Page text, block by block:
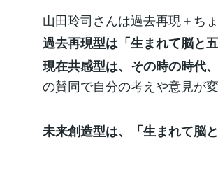
山田玲司さんは過去再現＋ち
過去再現型は「生まれて脳と
現在共感型は、その時の時代
の賛同で自分の考えや意見が変
未来創造型は、「生まれて脳